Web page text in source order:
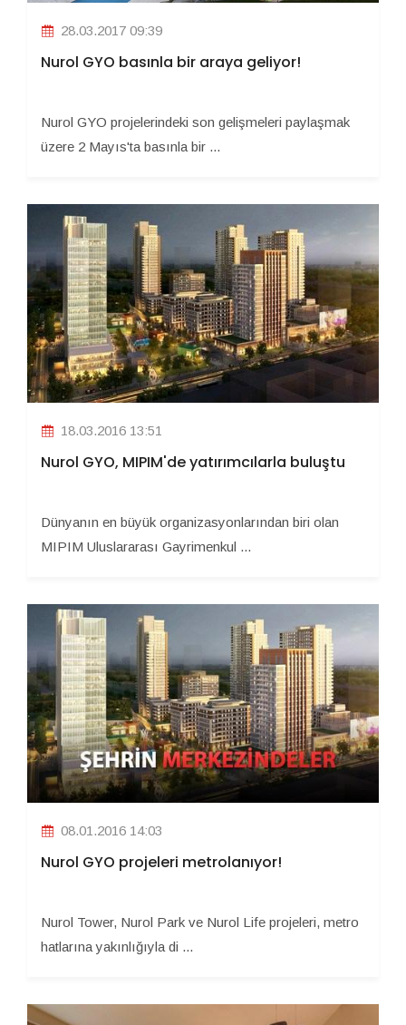
28.03.2017 09:39
Nurol GYO basınla bir araya geliyor!
Nurol GYO projelerindeki son gelişmeleri paylaşmak
üzere 2 Mayıs'ta basınla bir ...
18.03.2016 13:51
Nurol GYO, MIPIM'de yatırımcılarla buluştu
Dünyanın en büyük organizasyonlarından biri olan
MIPIM Uluslararası Gayrimenkul ...
08.01.2016 14:03
Nurol GYO projeleri metrolanıyor!
Nurol Tower, Nurol Park ve Nurol Life projeleri, metro
hatlarına yakınlığıyla di ...